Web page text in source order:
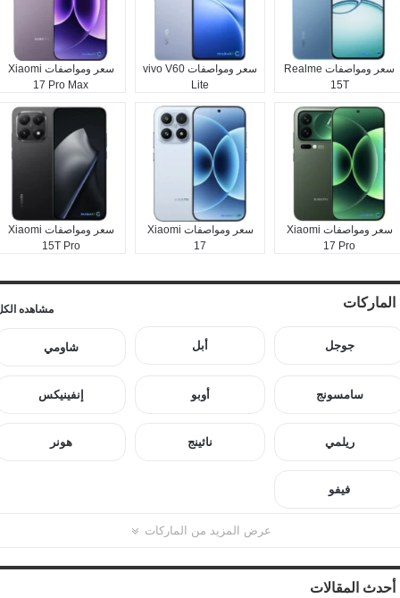
سعر ومواصفات Realme
15T
سعر ومواصفات vivo V60
Lite
سعر ومواصفات Xiaomi
17 Pro Max
سعر ومواصفات Xiaomi
17 Pro
سعر ومواصفات Xiaomi
17
سعر ومواصفات Xiaomi
15T Pro
الماركات مشاهده
جوجل أبل شاومي
سامسونج أوبو إنفينيكس
ريلمي ناثينج هونر
فيفو
عرض المزيد من الماركات
أحدث المقالات